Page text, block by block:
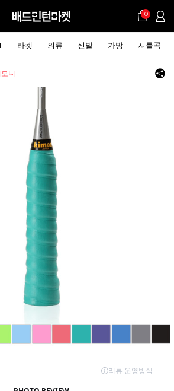
0
라켓 의류 신발 가방 셔틀콕
니